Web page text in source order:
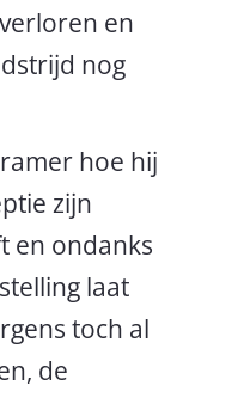
en
nog
hoe hij
zijn
en ondanks
laat
toch al
de